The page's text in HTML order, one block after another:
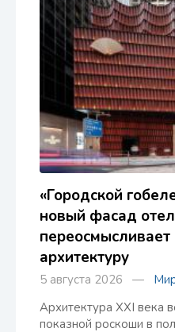
«Городской
новый фасад
архитектуру
5 августа 2026 —
Архитектура XXI века
показной роскоши в